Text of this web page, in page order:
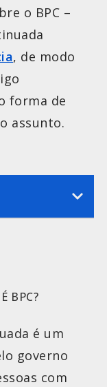
o BPC –
, de modo
forma de
assunto.
BPC?
é um
governo
com